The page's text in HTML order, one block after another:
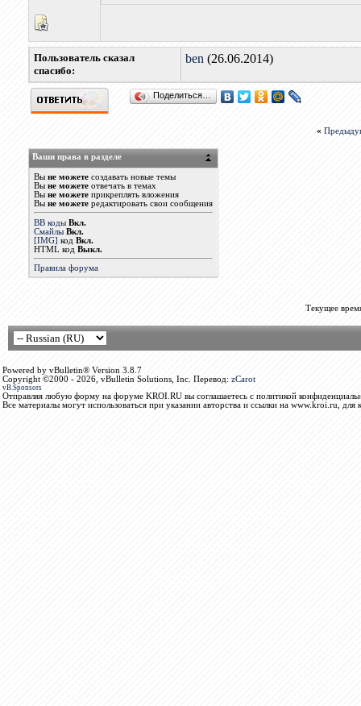
Пользователь сказал
cпасибо:
ben (26.06.2014)
Поделиться…
«
Ваши права в разделе
Вы не можетесоздавать новые темы
Вы не можетеотвечать в темах
Вы не можетеприкреплять вложения
Вы не можетередактировать свои сообщения
BB коды Вкл.
Смайлы Вкл.
[IMG] код Вкл.
HTML код Выкл.
Правила форума
Текущее
Powered by vBulletin® Version 3.8.7
Copyright ©2000 - 2026, vBulletin Solutions, Inc. Перевод: zCarot
vB.Sponsors
Отправляя любую форму на форуме KROI.RU вы соглашаетесь с политикой
Все материалы могут использоваться при указании авторства и ссылки на www.kroi.ru, для